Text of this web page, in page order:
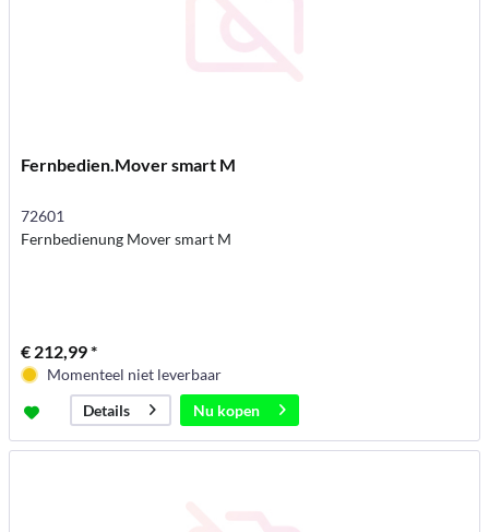
Fernbedien.Mover smart M
72601
Fernbedienung Mover smart M
€ 212,99 *
Momenteel niet leverbaar
Details
Nu kopen